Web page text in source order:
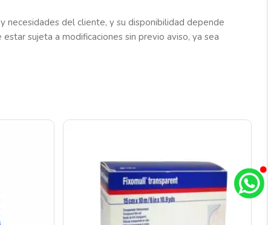
necesidades del cliente, y su disponibilidad depende
sujeta a modificaciones sin previo aviso, ya sea